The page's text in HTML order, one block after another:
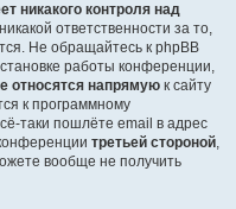
никакого контроля над
ответственности за то,
Не обращайтесь к phpBB
работы конференции,
относятся напрямую к сайту
к программному
таки пошлёте email в адрес
третьей стороной,
вообще не получить